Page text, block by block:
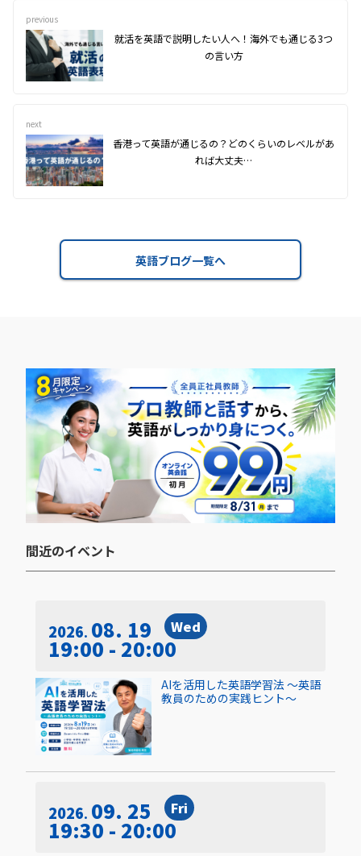
previous
就活を英語で説明したい人へ！海外でも通じる3つ
の言い方
next
香港って英語が通じるの？どのくらいのレベルがあ
れば大丈夫…
英語ブログ一覧へ
間近のイベント​
2026 08. 19 Wed
19:00 - 20:00
AIを活用した英語学習法 〜英語
教員のための実践ヒント〜
2026 09. 25 Fri
19:30 - 20:00